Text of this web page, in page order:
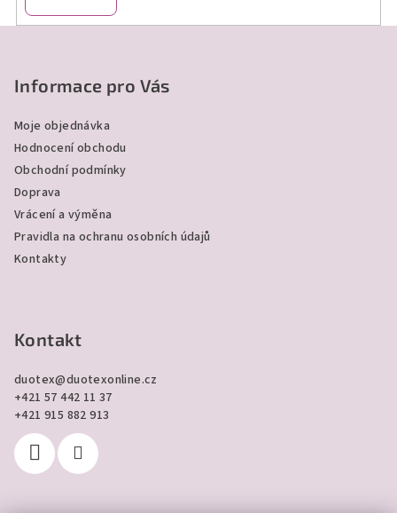
Informace pro Vás
Moje objednávka
Hodnocení obchodu
Obchodní podmínky
Doprava
Vrácení a výměna
Pravidla na ochranu osobních údajů
Kontakty
Kontakt
duotex@duotexonline.cz
+421 57 442 11 37
+421 915 882 913